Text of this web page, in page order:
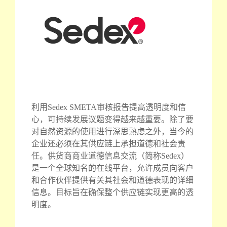
利用Sedex SMETA审核报告提高透明度和信
心，可持续发展议题变得越来越重要。除了要
对自然资源的使用进行深思熟虑之外，当今的
企业还必须在其供应链上承担道德和社会责
任。供货商商业道德信息交流（简称Sedex）
是一个全球知名的在线平台，允许成员向客户
和合作伙伴提供有关其社会和道德表现的详细
信息。目标旨在确保整个供应链实现更高的透
明度。